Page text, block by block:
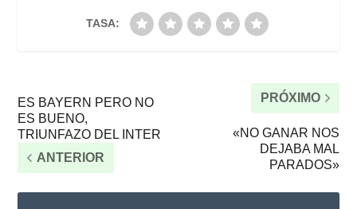
TASA:
ES BAYERN PERO NO
ES BUENO,
TRIUNFAZO DEL INTER
ANTERIOR
PRÓXIMO
«NO GANAR NOS
DEJABA MAL
PARADOS»